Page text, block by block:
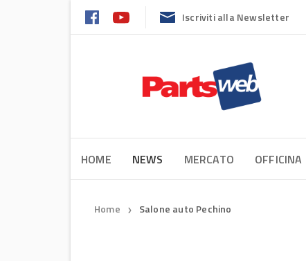
Iscriviti alla Newsletter
HOME NEWS MERCATO OFFICINA
Home ❯ Salone auto Pechino